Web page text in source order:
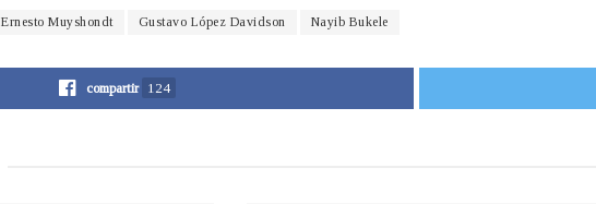
Ernesto Muyshondt Gustavo López Davidson Nayib Bukele
compartir 124